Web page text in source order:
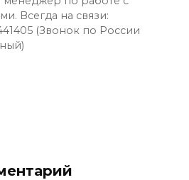
Всегда на связи:
(Звонок по России